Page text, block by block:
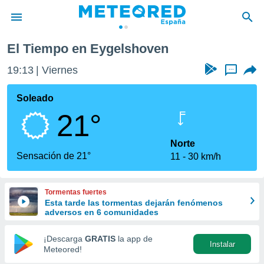
de
por
que se
calidad.
a este
las
y
forma
digital
basada
El Tiempo en Eygelshoven
19:13 Viernes ...
Soleado
21°
Sensación de 21°
Norte
11
30 km/h
Tormentas fuertes
Esta tarde las tormentas dejarán fenómenos
adversos en 6 comunidades
¡Descarga GRATIS la app de
Meteored!
Instalar